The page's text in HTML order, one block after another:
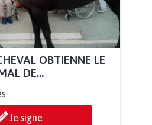
OBTIENNE LE
DE...
Je signe